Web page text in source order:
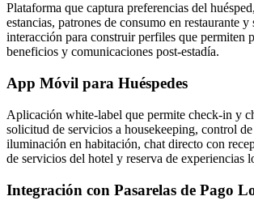
Plataforma que captura preferencias del
estancias, patrones de consumo en restaurante y
interacción para construir perfiles que permiten
beneficios y comunicaciones post-estadía.
App Móvil para Huéspedes
Aplicación white-label que permite check-in y
solicitud de servicios a housekeeping, control
iluminación en habitación, chat directo con
de servicios del hotel y reserva de experiencias
Integración con Pasarelas de Pago